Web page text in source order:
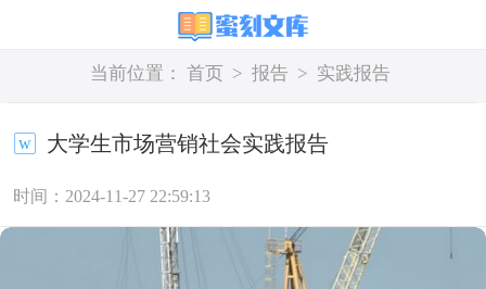
当前位置： 首页 > 报告 > 实践报告
大学生市场营销社会实践报告
时间：2024-11-27 22:59:13